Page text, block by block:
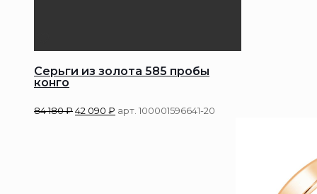
Серьги из золота 585 пробы
конго
84 180₽42 090 ₽ арт. 100001596641-20